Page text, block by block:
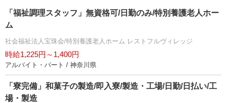
「福祉調理スタッフ」無資格可/日勤のみ/特別養護老人ホー
ム
社会福祉法人宝珠会/特別養護老人ホーム レストフルヴィレッジ
時給1,225円～1,400円
アルバイト・パート / 神奈川県
「寮完備」和菓子の製造/即入寮/製造・工場/日勤/日払い/工
場・製造